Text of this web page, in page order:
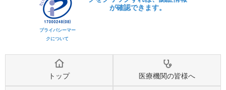
プライバシーマー
クについて
トップ 医療機関の皆様へ